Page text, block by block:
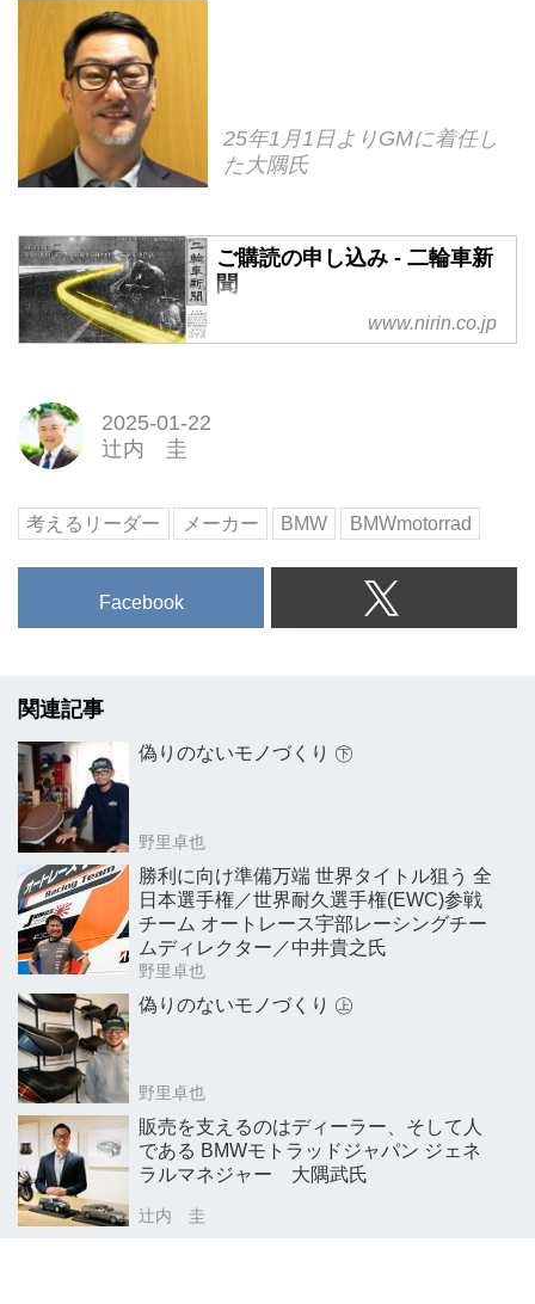
25年1月1日よりGMに着任し
た大隅氏
ご購読の申し込み - 二輪車新
聞
www.nirin.co.jp
2025-01-22
辻内 圭
考えるリーダー メーカー BMW BMWmotorrad
Facebook
関連記事
偽りのないモノづくり ㊦
野里卓也
勝利に向け準備万端 世界タイトル狙う 全
日本選手権／世界耐久選手権(EWC)参戦
チーム オートレース宇部レーシングチー
ムディレクター／中井貴之氏
野里卓也
偽りのないモノづくり ㊤
野里卓也
販売を支えるのはディーラー、そして人
である BMWモトラッドジャパン ジェネ
ラルマネジャー 大隅武氏
辻内 圭